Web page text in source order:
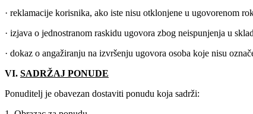
· reklamacije korisnika, ako iste nisu otklonjene u ugovorenom
· izjava o jednostranom raskidu ugovora zbog neispunjenja u
· dokaz o angažiranju na izvršenju ugovora osoba koje nisu
VI. SADRŽAJ PONUDE
Ponuditelj je obavezan dostaviti ponudu koja sadrži: